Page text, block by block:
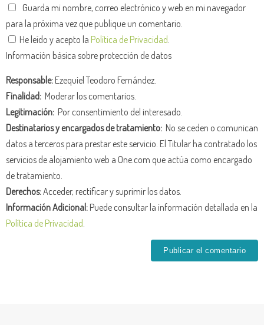
Guarda mi nombre, correo electrónico y web en mi navegador
para la próxima vez que publique un comentario.
He leído y acepto la Política de Privacidad
Información básica sobre protección de datos
Responsable:Ezequiel Teodoro Fernández.
Finalidad: Moderar los comentarios.
Legitimación: Por consentimiento del interesado.
Destinatarios y encargados de tratamiento: No se ceden o comunican
datos a terceros para prestar este servicio. El Titular ha contratado los
servicios de alojamiento web a One.com que actúa como encargado
de tratamiento.
Derechos:Acceder, rectificar y suprimir los datos.
Información Adicional:Puede consultar la información detallada en la
Política de Privacidad